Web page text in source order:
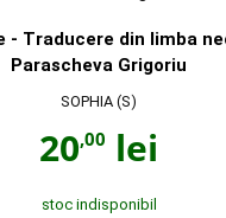
- Traducere din limba
Parascheva Grigoriu
SOPHIA (S)
20,00 lei
stoc indisponibil